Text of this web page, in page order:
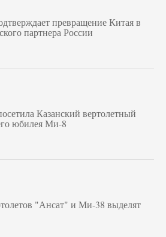
превращение Китая в
партнера России
Казанский вертолетный
юбилея Ми-8
"Ансат" и Ми-38 выделят